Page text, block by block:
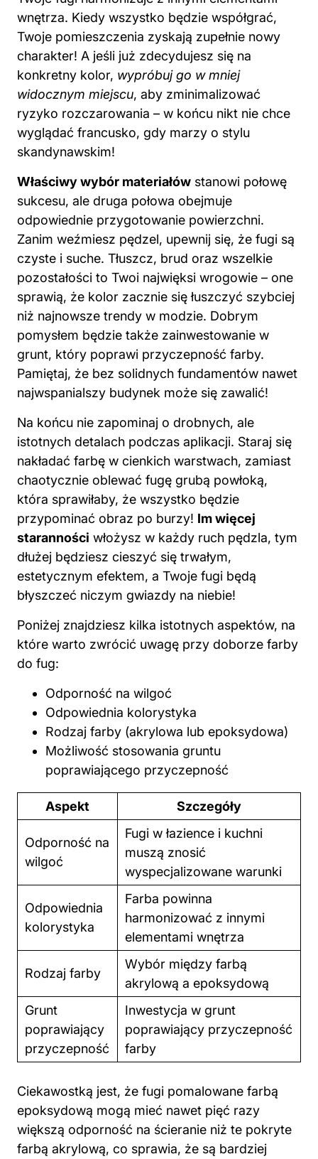
wnętrza. Kiedy wszystko będzie współgrać,
Twoje pomieszczenia zyskają zupełnie nowy
charakter! A jeśli już zdecydujesz się na
konkretny kolor, wypróbuj go w mniej
widocznym miejscu, aby zminimalizować
ryzyko rozczarowania – w końcu nikt nie chce
wyglądać francusko, gdy marzy o stylu
skandynawskim!
Właściwy wybór materiałów stanowi połowę
sukcesu, ale druga połowa obejmuje
odpowiednie przygotowanie powierzchni.
Zanim weźmiesz pędzel, upewnij się, że fugi są
czyste i suche. Tłuszcz, brud oraz wszelkie
pozostałości to Twoi najwięksi wrogowie – one
sprawią, że kolor zacznie się łuszczyć szybciej
niż najnowsze trendy w modzie. Dobrym
pomysłem będzie także zainwestowanie w
grunt, który poprawi przyczepność farby.
Pamiętaj, że bez solidnych fundamentów nawet
najwspanialszy budynek może się zawalić!
Na końcu nie zapominaj o drobnych, ale
istotnych detalach podczas aplikacji. Staraj się
nakładać farbę w cienkich warstwach, zamiast
chaotycznie oblewać fugę grubą powłoką,
która sprawiłaby, że wszystko będzie
przypominać obraz po burzy! Im więcej
staranności włożysz w każdy ruch pędzla, tym
dłużej będziesz cieszyć się trwałym,
estetycznym efektem, a Twoje fugi będą
błyszczeć niczym gwiazdy na niebie!
Poniżej znajdziesz kilka istotnych aspektów, na
które warto zwrócić uwagę przy doborze farby
do fug:
Odporność na wilgoć
Odpowiednia kolorystyka
Rodzaj farby (akrylowa lub epoksydowa)
Możliwość stosowania gruntu
poprawiającego przyczepność
Aspekt Szczegóły
Odporność na
wilgoć
Fugi w łazience i kuchni
muszą znosić
wyspecjalizowane warunki
Odpowiednia
kolorystyka
Farba powinna
harmonizować z innymi
elementami wnętrza
Rodzaj farby
Wybór między farbą
akrylową a epoksydową
Grunt
poprawiający
przyczepność
Inwestycja w grunt
poprawiający przyczepność
farby
Ciekawostką jest, że fugi pomalowane farbą
epoksydową mogą mieć nawet pięć razy
większą odporność na ścieranie niż te pokryte
farbą akrylową, co sprawia, że są bardziej